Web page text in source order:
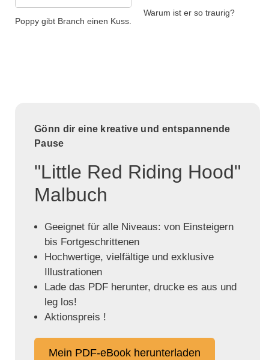
Poppy gibt Branch einen Kuss.
Warum ist er so traurig?
Gönn dir eine kreative und entspannende
Pause
"Little Red Riding Hood"
Malbuch
Geeignet für alle Niveaus: von Einsteigern
bis Fortgeschrittenen
Hochwertige, vielfältige und exklusive
Illustrationen
Lade das PDF herunter, drucke es aus und
leg los!
Aktionspreis !
Mein PDF-eBook herunterladen